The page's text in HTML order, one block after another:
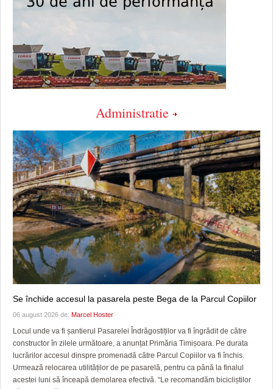
Administratie
Se închide accesul la pasarela peste Bega de la Parcul Copiilor
06 august 2026 de: Marcel Hoster
Locul unde va fi șantierul Pasarelei Îndrăgostiților va fi îngrădit de către
constructor în zilele următoare, a anunțat Primăria Timișoara. Pe durata
lucrărilor accesul dinspre promenadă către Parcul Copiilor va fi închis.
Urmează relocarea utilităților de pe pasarelă, pentru ca până la finalul
acestei luni să înceapă demolarea efectivă. “Le recomandăm bicicliștilor